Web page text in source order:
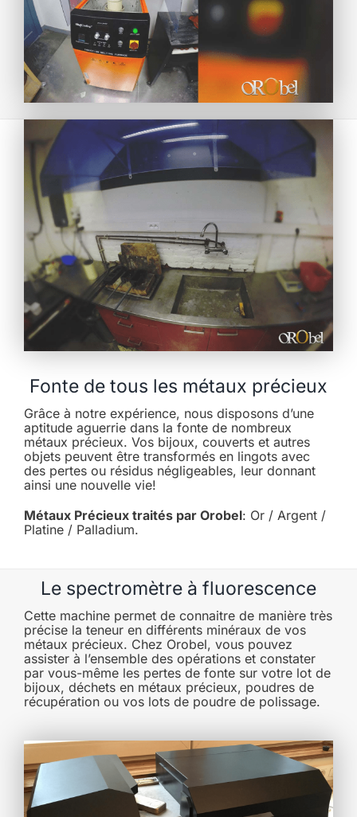
Fonte de tous les métaux précieux
Grâce à notre expérience, nous disposons d’une
aptitude aguerrie dans la fonte de nombreux
métaux précieux. Vos bijoux, couverts et autres
objets peuvent être transformés en lingots avec
des pertes ou résidus négligeables, leur donnant
ainsi une nouvelle vie!
Métaux Précieux traités par Orobel: Or / Argent /
Platine / Palladium.
Le spectromètre à fluorescence
Cette machine permet de connaitre de manière très
précise la teneur en différents minéraux de vos
métaux précieux. Chez Orobel, vous pouvez
assister à l’ensemble des opérations et constater
par vous-même les pertes de fonte sur votre lot de
bijoux, déchets en métaux précieux, poudres de
récupération ou vos lots de poudre de polissage.